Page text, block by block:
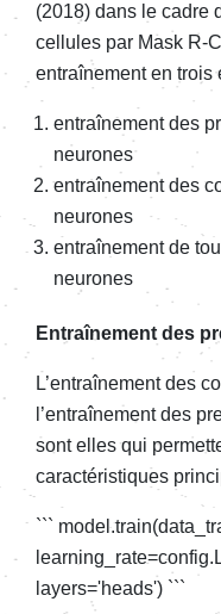
(2018) dans le cadre
cellules par Mask R-
entraînement en trois
entraînement des
neurones
entraînement des
neurones
entraînement de
neurones
Entraînement des
L’entraînement des
l’entraînement des
sont elles qui
caractéristiques
```
layers='heads') ```